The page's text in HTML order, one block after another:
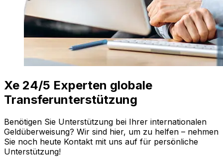
Xe 24/5 Experten globale
Transferunterstützung
Benötigen Sie Unterstützung bei Ihrer internationalen
Geldüberweisung? Wir sind hier, um zu helfen – nehmen
Sie noch heute Kontakt mit uns auf für persönliche
Unterstützung!